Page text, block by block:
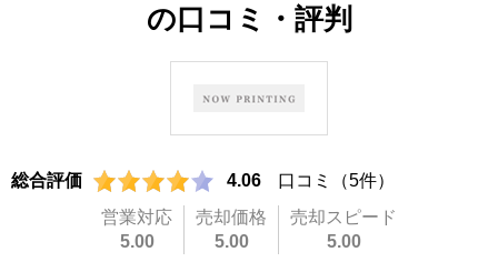
の口コミ・評判
総合評価 4.06
口コミ（5件）
営業対応
5.00
売却価格
5.00
売却スピード
5.00